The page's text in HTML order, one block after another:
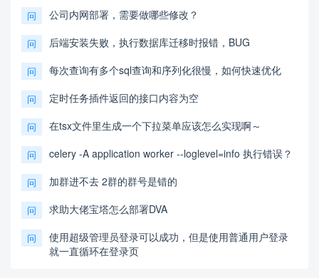
问 公司内网部署，需要做哪些修改？
问 后端安装失败，执行数据库迁移时报错，BUG
问 每次查询有多个sql查询和序列化很慢，如何快速优化
问 定时任务插件返回的接口内容为空
问 在tsx文件里生成一个下拉菜单应该怎么实现啊～
问 celery -A application worker --loglevel=info 执行错误？
问 加群进不去 2群的群号是错的
问 求助大佬宝塔怎么部署DVA
问
使用超级管理员登录可以成功，但是使用普通用户登录
就一直循环在登录页